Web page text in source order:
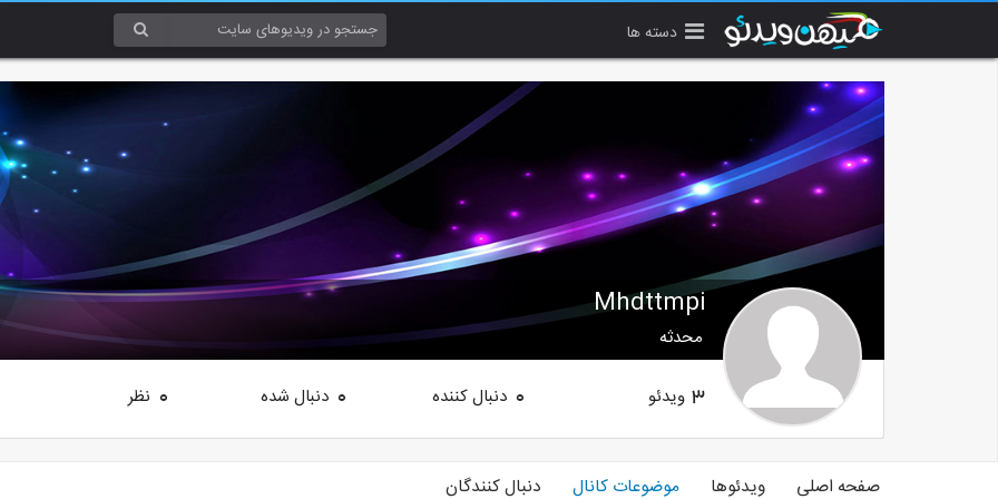
دسته ها
Mhdttmpi
محدثه
3 ویدئو 0 دنبال کننده 0 دنبال شده 0 نظر
صفحه اصلی ویدئوها موضوعات کانال دنبال کنندگان